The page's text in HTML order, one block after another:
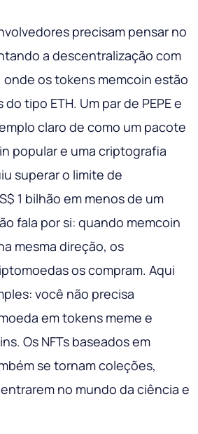
precisam pensar no
a descentralização com
os tokens memcoin estão
tipo ETH. Um par de PEPE e
claro de como um pacote
popular e uma criptografia
superar o limite de
1 bilhão em menos de um
fala por si: quando memcoin
mesma direção, os
os compram. Aqui
você não precisa
em tokens meme e
Os NFTs baseados em
se tornam coleções,
no mundo da ciência e